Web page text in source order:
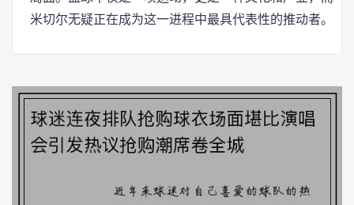
米切尔无疑正在成为这一进程中最具代表性的推动者。